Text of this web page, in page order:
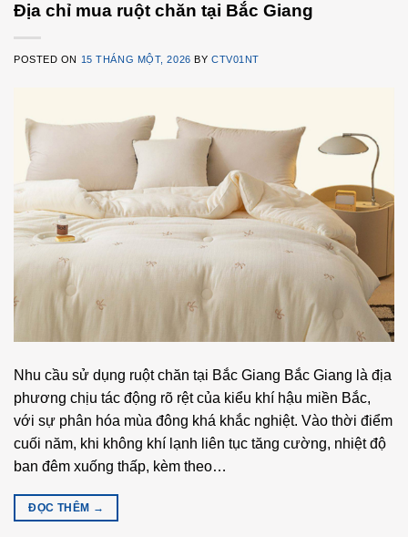
Địa chỉ mua ruột chăn tại Bắc Giang
POSTED ON 15 THÁNG MỘT, 2026 BY CTV01NT
Nhu cầu sử dụng ruột chăn tại Bắc Giang Bắc Giang là địa
phương chịu tác động rõ rệt của kiểu khí hậu miền Bắc,
với sự phân hóa mùa đông khá khắc nghiệt. Vào thời điểm
cuối năm, khi không khí lạnh liên tục tăng cường, nhiệt độ
ban đêm xuống thấp, kèm theo…
ĐỌC THÊM →